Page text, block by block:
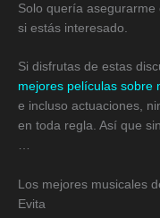
Solo quería
si estás interesado.
Si disfrutas de estas
mejores películas sobre
e incluso actuaciones,
en toda regla. Así que
…
Los mejores musicales
Evita